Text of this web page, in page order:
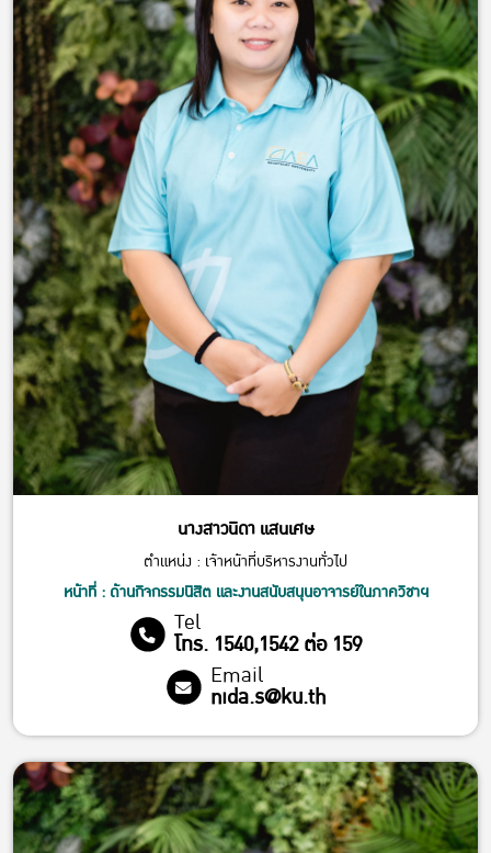
นางสาวนิดา แสนเศษ
ตำแหน่ง : เจ้าหน้าที่บริหารงานทั่วไป
หน้าที่ : ด้านกิจกรรมนิสิต และงานสนับสนุนอาจารย์ในภาควิชาฯ
Tel
โทร. 1540,1542 ต่อ 159
Email
nida.s@ku.th